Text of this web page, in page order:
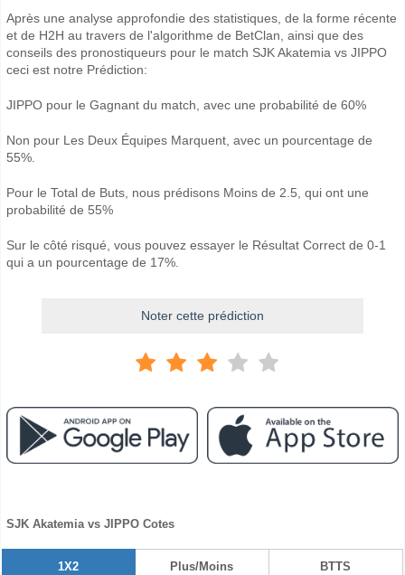
Après une analyse approfondie des statistiques, de la forme récente
et de H2H au travers de l'algorithme de BetClan, ainsi que des
conseils des pronostiqueurs pour le match SJK Akatemia vs JIPPO
ceci est notre Prédiction:
JIPPO pour le Gagnant du match, avec une probabilité de 60%
Non pour Les Deux Équipes Marquent, avec un pourcentage de
55%.
Pour le Total de Buts, nous prédisons Moins de 2.5, qui ont une
probabilité de 55%
Sur le côté risqué, vous pouvez essayer le Résultat Correct de 0-1
qui a un pourcentage de 17%.
Noter cette prédiction
SJK Akatemia vs JIPPO Cotes
1X2 Plus/Moins BTTS